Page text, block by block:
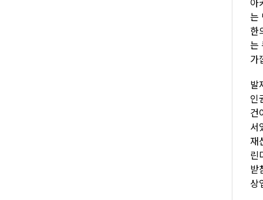
는
한
는
가
발
인
건
서
재
린
받
상